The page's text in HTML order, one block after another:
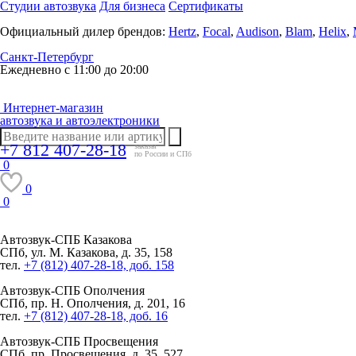
Студии автозвука Для бизнеса Сертификаты
Официальный дилер брендов: Hertz, Focal, Audison, Blam, Helix,
Санкт-Петербург
Ежедневно с 11:00 до 20:00
Интернет-магазин
автозвука и автоэлектроники
+7 812 407-28-18
заказы
по России и СПб
0
0
0
Автозвук-СПБ Казакова
СПб, ул. М. Казакова, д. 35, 158
тел. +7 (812) 407-28-18, доб. 158
Автозвук-СПБ Ополчения
СПб, пр. Н. Ополчения, д. 201, 16
тел. +7 (812) 407-28-18, доб. 16
Автозвук-СПБ Просвещения